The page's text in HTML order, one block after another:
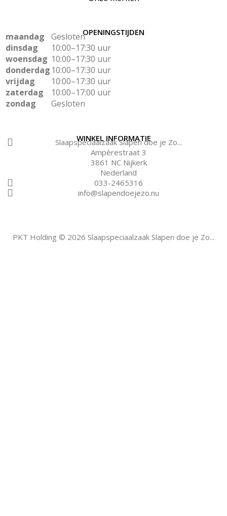
OPENINGSTIJDEN
maandag
Gesloten
dinsdag
10:00–17:30 uur
woensdag 10:00–17:30 uur
donderdag 10:00–17:30 uur
vrijdag
10:00–17:30 uur
zaterdag
10:00–17:00 uur
zondag
Gesloten
WINKEL INFORMATIE
Slaapspeciaalzaak Slapen doe je Zo...
Ampèrestraat 3
3861 NC Nijkerk
Nederland
033-2465316
info@slapendoejezo.nu
PKT Holding © 2026 Slaapspeciaalzaak Slapen doe je Zo...